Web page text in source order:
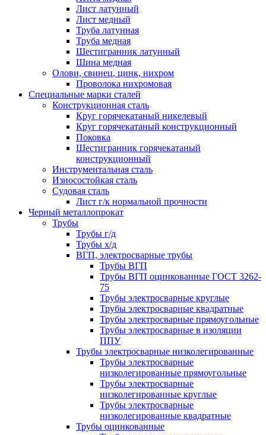
Лист латунный
Лист медный
Труба латунная
Труба медная
Шестигранник латунный
Шина медная
Олови, свинец, цинк, нихром
Проволока нихромовая
Специальные марки сталей
Конструкционная сталь
Круг горячекатаный никелевый
Круг горячекатаный конструкционный
Поковка
Шестигранник горячекатаный
конструкционный
Инструментальная сталь
Износостойкая сталь
Судовая сталь
Лист г/к нормальной прочности
Черный металлопрокат
Трубы
Трубы г/д
Трубы х/д
ВГП, электросварные трубы
Трубы ВГП
Трубы ВГП оцинкованные ГОСТ 3262-
75
Трубы электросварные круглые
Трубы электросварные квадратные
Трубы электросварные прямоугольные
Трубы электросварные в изоляции
ППУ
Трубы электросварные низколегированные
Трубы электросварные
низколегированные прямоугольные
Трубы электросварные
низколегированные круглые
Трубы электросварные
низколегированные квадратные
Трубы оцинкованные